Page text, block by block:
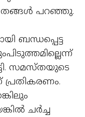
തങ്ങള്‍ പറഞ്ഞു.
ബന്ധപ്പെട്ട
സമസ്തയുടെ
പ്രതികരണം.
ചര്‍ച്ച